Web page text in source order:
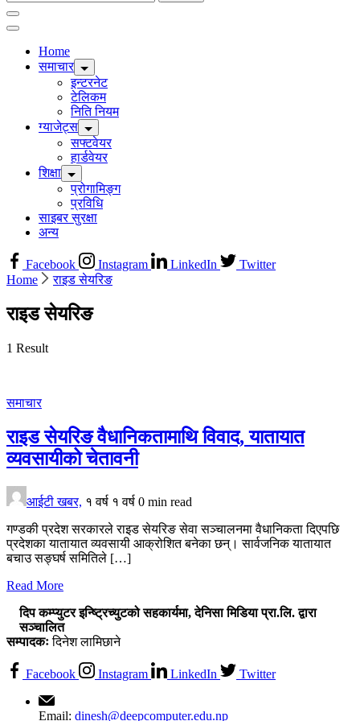
for:
Home
समाचार
इन्टरनेट
टेलिकम
निति नियम
ग्याजेट्स
सफ्टवेयर
हार्डवेयर
शिक्षा
प्रोगामिङ्ग
प्रविधि
साइबर सुरक्षा
अन्य
Facebook Instagram LinkedIn
Twitter
Home
राइड सेयरिङ
राइड सेयरिङ
1 Result
समाचार
राइड सेयरिङ वैधानिकतामाथि विवाद, यातायात
व्यवसायीको चेतावनी
आईटी खबर, १ वर्ष १ वर्ष 0 min read
गण्डकी प्रदेश सरकारले राइड सेयरिङ सेवा सञ्चालनमा वैधानिकता दिएपछि
प्रदेशका यातायात व्यवसायी आक्रोशित बनेका छन्। सार्वजनिक यातायात
बचाउ सङ्घर्ष समितिले […]
Read More
दिप कम्प्युटर इन्ष्ट्रिच्युटको सहकार्यमा, देनिसा मिडिया प्रा.लि. द्वारा
सञ्चालित
सम्पादकःदिनेश लामिछाने
Facebook Instagram LinkedIn Twitter
Email: dinesh@deepcomputer.edu.np